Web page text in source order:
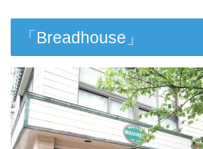
「Breadhouse」